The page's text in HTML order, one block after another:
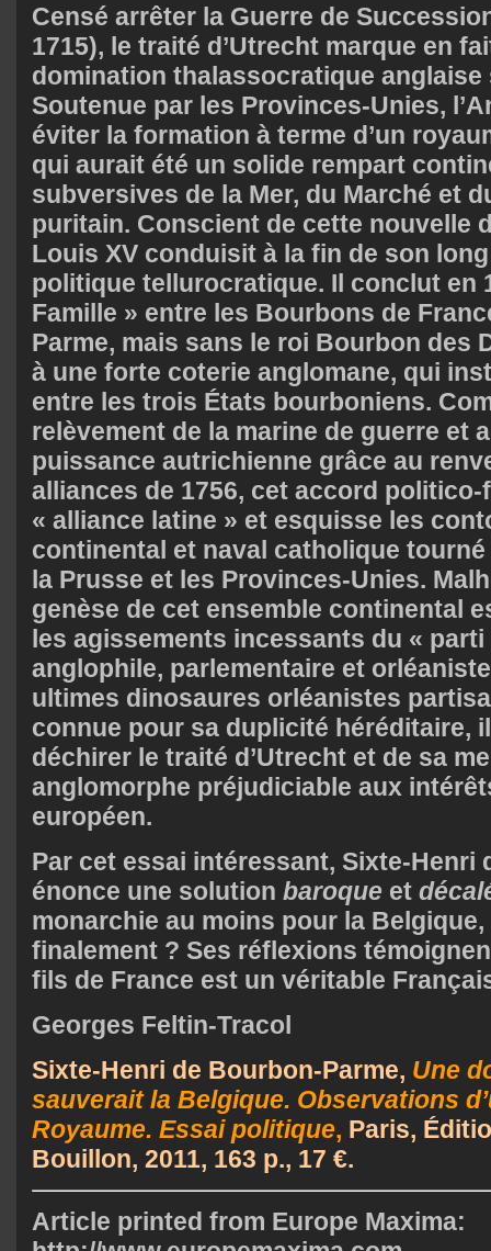
Censé arrêter la Guerre de
1715), le traité d’Utrecht marque en
domination thalassocratique anglaise
Soutenue par les Provinces-Unies,
éviter la formation à terme d’un
qui aurait été un solide rempart
subversives de la Mer, du Marché et
puritain. Conscient de cette nouvelle
Louis XV conduisit à la fin de son
politique tellurocratique. Il conclut en
Famille » entre les Bourbons de
Parme, mais sans le roi Bourbon des
à une forte coterie anglomane, qui
entre les trois États bourboniens.
relèvement de la marine de guerre et
puissance autrichienne grâce au
alliances de 1756, cet accord
« alliance latine » et esquisse les
continental et naval catholique tourné
la Prusse et les Provinces-Unies.
genèse de cet ensemble continental
les agissements incessants du « parti
anglophile, parlementaire et
ultimes dinosaures orléanistes
connue pour sa duplicité héréditaire,
déchirer le traité d’Utrecht et de sa
anglomorphe préjudiciable aux
européen.
Par cet essai intéressant, Sixte-Henri
énonce une solution baroque et
monarchie au moins pour la
finalement ? Ses réflexions
fils de France est un véritable
Georges Feltin-Tracol
Sixte-Henri de Bourbon-Parme, Une
sauverait la Belgique. Observations
Royaume. Essai politique, Paris,
Bouillon, 2011, 163 p., 17 €.
Article printed from Europe Maxima: